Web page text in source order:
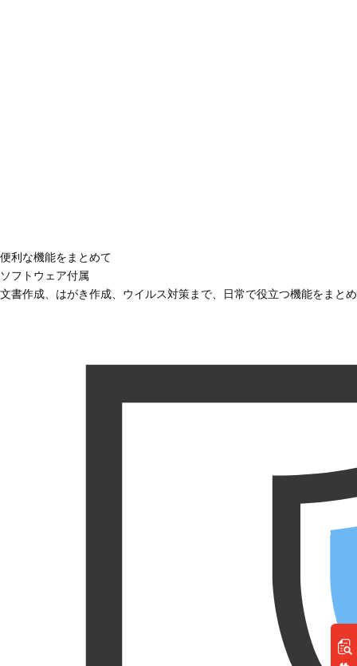
便利な機能をまとめて
ソフトウェア付属
文書作成、はがき作成、ウイルス対策まで、日常で役立つ機能をまと